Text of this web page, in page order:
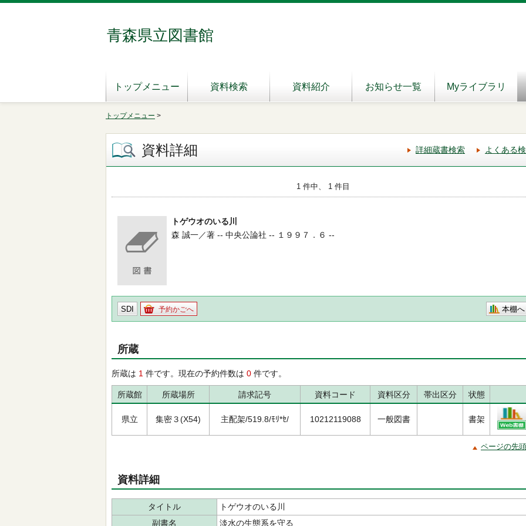
青森県立図書館
トップメニュー 資料検索 資料紹介 お知らせ一覧 Myライブラリ
トップメニュー >
資料詳細 詳細蔵書検索 よくある
1 件中、 1 件目
トゲウオのいる川
森 誠一／著 -- 中央公論社 -- １９９７．６ --
SDI 予約かごへ 本棚へ
所蔵
所蔵は 1 件です。現在の予約件数は 0 件です。
所蔵館 所蔵場所 請求記号 資料コード 資料区分 帯出区分 状態
県立 集密３(X54) 主配架/519.8/ﾓﾘ*ｾ/ 10212119088 一般図書 書架
ページの先
資料詳細
タイトル
トゲウオのいる川
副書名
淡水の生態系を守る